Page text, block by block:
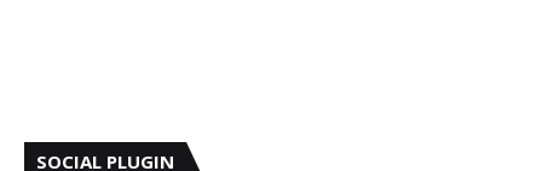
SOCIAL PLUGIN